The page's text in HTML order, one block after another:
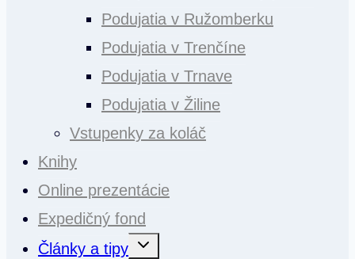
Podujatia v Ružomberku
Podujatia v Trenčíne
Podujatia v Trnave
Podujatia v Žiline
Vstupenky za koláč
Knihy
Online prezentácie
Expedičný fond
Články a tipy
Toggle
child